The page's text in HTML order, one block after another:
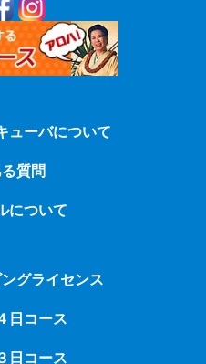
ューバについて
質問
について
グライセンス
日コース
日コース